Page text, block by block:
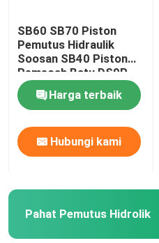
Pahat Pemutus Hidrolik
Segel Pemutus
Baut Pemutus
Semak Hidrolik
SB60 SB70 Piston
Pemutus Hidraulik
Soosan SB40 Piston
Pemecah Batu DS9P
Harga terbaik
Hubungi kami
Pahat Pemutus Hidrolik